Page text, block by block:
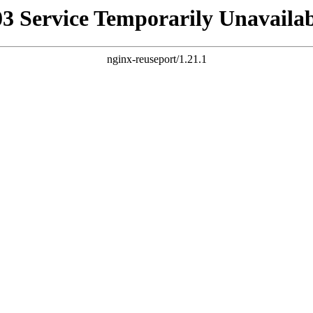
Service Temporarily
nginx-reuseport/1.21.1